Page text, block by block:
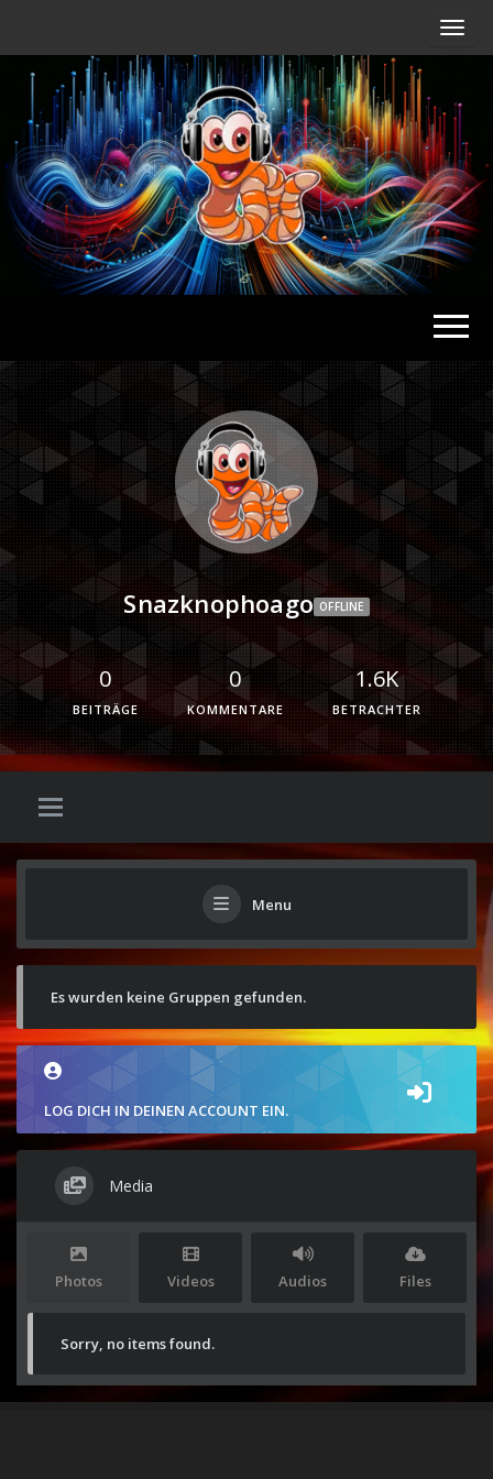
Radio
Snazknophoago OFFLINE
0
BEITRÄGE
0
KOMMENTARE
1.6K
BETRACHTER
Menu
Es wurden keine Gruppen gefunden.
LOG DICH IN DEINEN ACCOUNT EIN.
Media
Photos Videos Audios Files
Sorry, no items found.